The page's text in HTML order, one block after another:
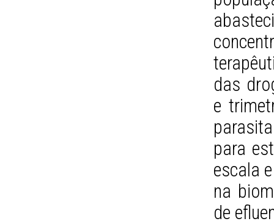
das
e
para
escala
na
de